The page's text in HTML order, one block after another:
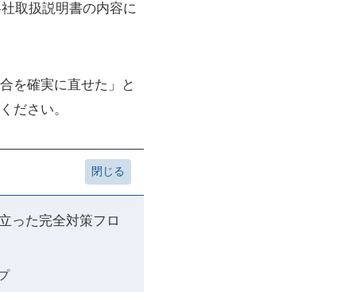
取扱説明書の内容に
を確実に直せた」と
ださい。
った完全対策フロ